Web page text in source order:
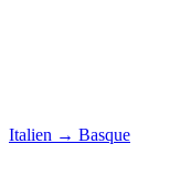
Italien → Basque